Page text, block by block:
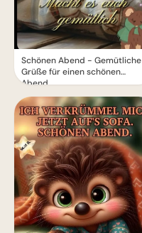
Schönen Abend - Gemütliche
Grüße für einen schönen
Abend